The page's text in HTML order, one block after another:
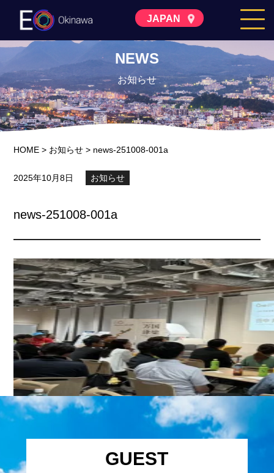
JAPAN
NEWS
お知らせ
HOME > お知らせ > news-251008-001a
2025年10月8日 お知らせ
news-251008-001a
GUEST